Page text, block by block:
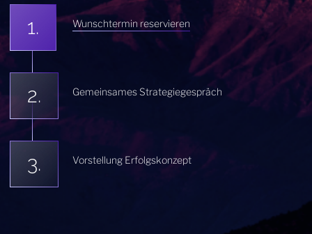
Wunschtermin reservieren
Gemeinsames Strategiegespräch
Vorstellung Erfolgskonzept